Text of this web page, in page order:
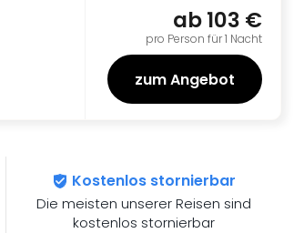
ab103 €
pro Person für 1 Nacht
zum Angebot
Kostenlos stornierbar
Die meisten unserer Reisen sind
kostenlos stornierbar